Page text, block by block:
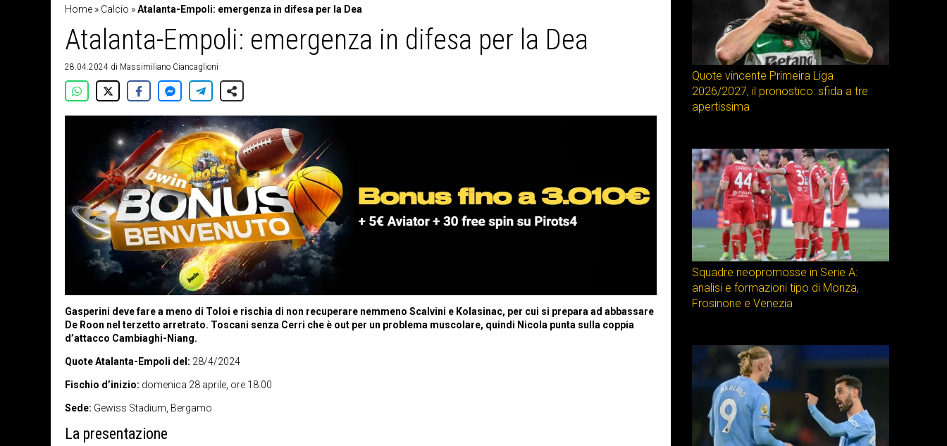
Home » Calcio »Atalanta-Empoli: emergenza in difesa per la Dea
Atalanta-Empoli: emergenza in difesa per la Dea
28.04.2024 di Massimiliano Ciancaglioni
Gasperini deve fare a meno di Toloi e rischia di non recuperare nemmeno Scalvini e Kolasinac, per cui si prepara ad abbassare
De Roon nel terzetto arretrato. Toscani senza Cerri che è out per un problema muscolare, quindi Nicola punta sulla coppia
d’attacco Cambiaghi-Niang.
Quote Atalanta-Empoli del: 28/4/2024
Fischio d’inizio: domenica 28 aprile, ore 18.00
Sede: Gewiss Stadium, Bergamo
La presentazione
Quote vincente Primeira Liga
2026/2027, il pronostico: sfida a tre
apertissima
Squadre neopromosse in Serie A:
analisi e formazioni tipo di Monza,
Frosinone e Venezia